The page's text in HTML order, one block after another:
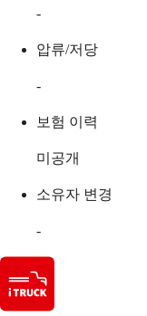
-
압류/저당
-
보험 이력
미공개
소유자 변경
-